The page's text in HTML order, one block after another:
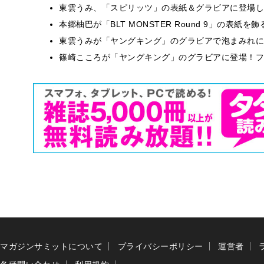
東雲うみ、「スピリッツ」の表紙＆グラビアに登場
本郷柚巴が「BLT MONSTER Round 9」の表紙を
東雲うみが「ヤングキング」のグラビアで泡まみれ
篠崎こころが「ヤングキング」のグラビアに登場！
マガジンサミットについて プライバシーポリシー 運営者